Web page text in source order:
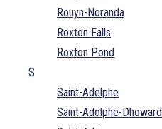
Rouyn-Noranda
Roxton Falls
Roxton Pond
S
Saint-Adelphe
Saint-Adolphe-Dhoward